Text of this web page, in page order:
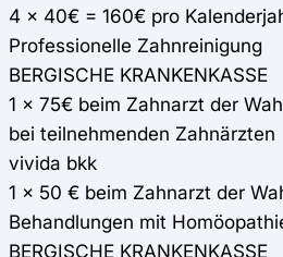
4 x 40€ = 160€ pro
Professionelle Zahnreinigung
BERGISCHE KRANKENKASSE
1 x 75€ beim Zahnarzt der
bei teilnehmenden Zahnärzten
vivida bkk
1 x 50 € beim Zahnarzt der
Behandlungen mit
BERGISCHE KRANKENKASSE